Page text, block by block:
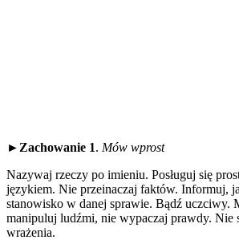
► Zachowanie 1. Mów wprost
Nazywaj rzeczy po imieniu. Posługuj się
językiem. Nie przeinaczaj faktów. Informuj,
stanowisko w danej sprawie. Bądź uczciwy.
manipuluj ludźmi, nie wypaczaj prawdy. Nie
wrażenia.